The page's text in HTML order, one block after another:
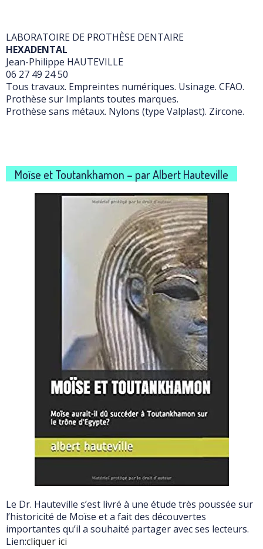
LABORATOIRE DE PROTHÈSE DENTAIRE
HEXADENTAL
Jean-Philippe HAUTEVILLE
06 27 49 24 50
Tous travaux. Empreintes numériques. Usinage. CFAO.
Prothèse sur Implants toutes marques.
Prothèse sans métaux. Nylons (type Valplast). Zircone.
Moïse et Toutankhamon – par Albert Hauteville
Le Dr. Hauteville s’est livré à une étude très poussée sur
l’historicité de Moïse et a fait des découvertes
importantes qu’il a souhaité partager avec ses lecteurs.
Lien:cliquer ici